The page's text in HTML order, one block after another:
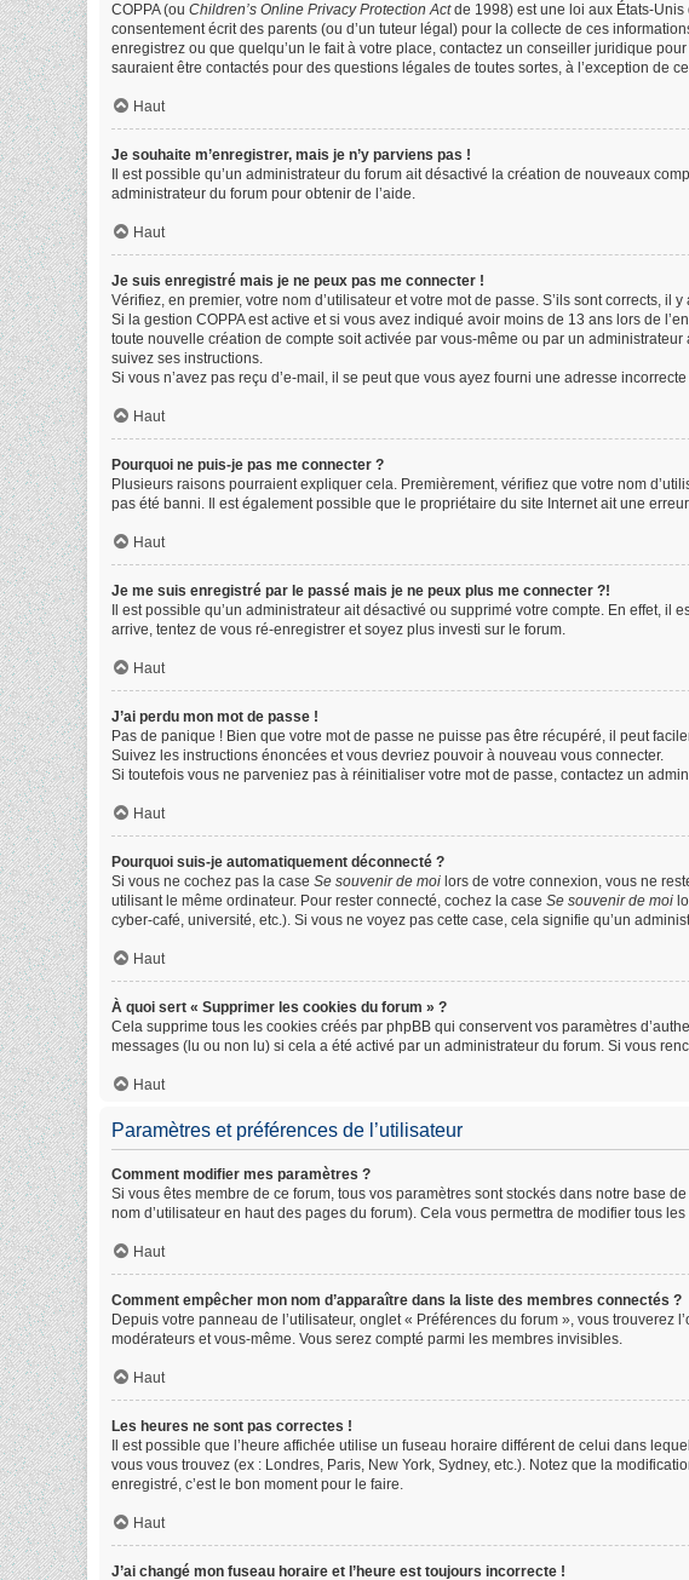
COPPA (ou Children’s Online Privacy Protection Actde 1998) est une loi aux États-
consentement écrit des parents (ou d’un tuteur légal) pour la collecte de ces
enregistrez ou que quelqu’un le fait à votre place, contactez un conseiller juridique
sauraient être contactés pour des questions légales de toutes sortes, à l’exception de
Haut
Je souhaite m’enregistrer, mais je n’y parviens pas !
Il est possible qu’un administrateur du forum ait désactivé la création de nouveaux
administrateur du forum pour obtenir de l’aide.
Haut
Je suis enregistré mais je ne peux pas me connecter !
Vérifiez, en premier, votre nom d’utilisateur et votre mot de passe. S’ils sont corrects, il
Si la gestion COPPA est active et si vous avez indiqué avoir moins de 13 ans lors de
toute nouvelle création de compte soit activée par vous-même ou par un
suivez ses instructions.
Si vous n’avez pas reçu d’e-mail, il se peut que vous ayez fourni une adresse
Haut
Pourquoi ne puis-je pas me connecter ?
Plusieurs raisons pourraient expliquer cela. Premièrement, vérifiez que votre nom
pas été banni. Il est également possible que le propriétaire du site Internet ait une
Haut
Je me suis enregistré par le passé mais je ne peux plus me connecter ?!
Il est possible qu’un administrateur ait désactivé ou supprimé votre compte. En effet,
arrive, tentez de vous ré-enregistrer et soyez plus investi sur le forum.
Haut
J’ai perdu mon mot de passe !
Pas de panique ! Bien que votre mot de passe ne puisse pas être récupéré, il peut
Suivez les instructions énoncées et vous devriez pouvoir à nouveau vous connecter.
Si toutefois vous ne parveniez pas à réinitialiser votre mot de passe, contactez un
Haut
Pourquoi suis-je automatiquement déconnecté ?
Si vous ne cochez pas la case Se souvenir de moi lors de votre connexion, vous ne
utilisant le même ordinateur. Pour rester connecté, cochez la case Se souvenir de moi
cyber-café, université, etc.). Si vous ne voyez pas cette case, cela signifie qu’un
Haut
À quoi sert « Supprimer les cookies du forum » ?
Cela supprime tous les cookies créés par phpBB qui conservent vos paramètres
messages (lu ou non lu) si cela a été activé par un administrateur du forum. Si vous
Haut
Paramètres et préférences de l’utilisateur
Comment modifier mes paramètres ?
Si vous êtes membre de ce forum, tous vos paramètres sont stockés dans notre base
nom d’utilisateur en haut des pages du forum). Cela vous permettra de modifier tous
Haut
Comment empêcher mon nom d’apparaître dans la liste des membres connectés ?
Depuis votre panneau de l’utilisateur, onglet « Préférences du forum », vous trouverez
modérateurs et vous-même. Vous serez compté parmi les membres invisibles.
Haut
Les heures ne sont pas correctes !
Il est possible que l’heure affichée utilise un fuseau horaire différent de celui dans
vous vous trouvez (ex : Londres, Paris, New York, Sydney, etc.). Notez que la
enregistré, c’est le bon moment pour le faire.
Haut
J’ai changé mon fuseau horaire et l’heure est toujours incorrecte !